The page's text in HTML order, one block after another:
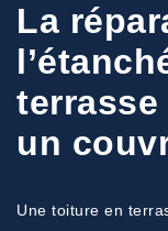
La
terrasse
un
Une toiture en